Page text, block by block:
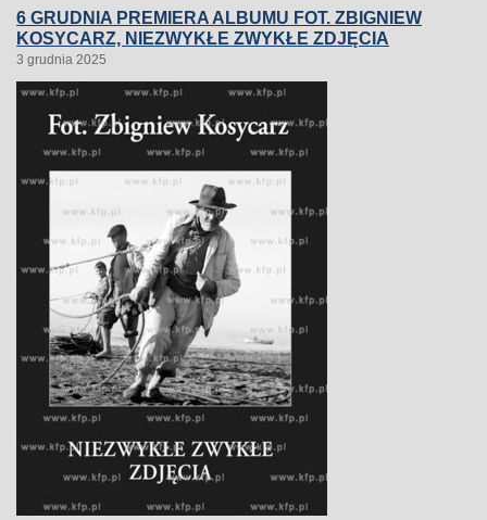
6 GRUDNIA PREMIERA ALBUMU FOT. ZBIGNIEW
KOSYCARZ, NIEZWYKŁE ZWYKŁE ZDJĘCIA
3 grudnia 2025